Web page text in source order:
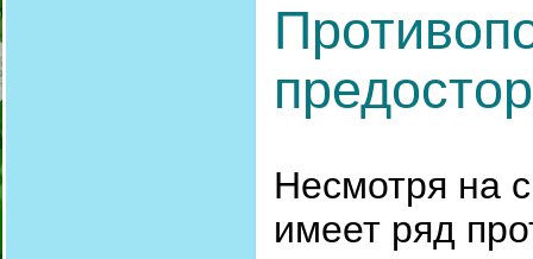
Несмотря на
имеет ряд